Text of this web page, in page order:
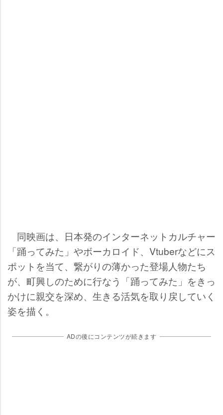
同映画は、日本発のインターネットカルチャー
「踊ってみた」やボーカロイド、Vtuberなどにス
ポットを当て、繋がりの薄かった登場人物たち
が、町興しのために行なう「踊ってみた」をきっ
かけに親交を深め、生きる活気を取り戻していく
姿を描く。
ADの後にコンテンツが続きます